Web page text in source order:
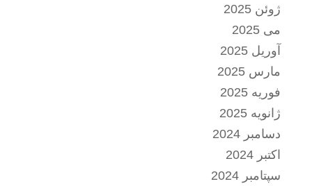
ژوئن 2025
می 2025
آوریل 2025
مارس 2025
فوریه 2025
ژانویه 2025
دسامبر 2024
اکتبر 2024
سپتامبر 2024